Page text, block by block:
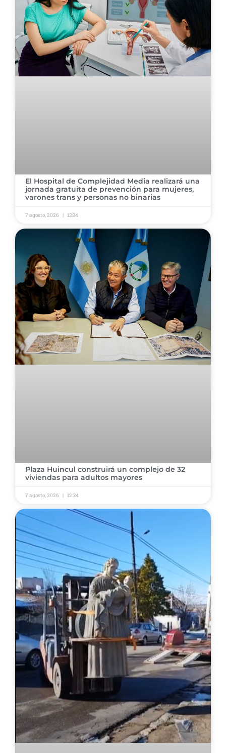
El Hospital de Complejidad Media realizará una
jornada gratuita de prevención para mujeres,
varones trans y personas no binarias
7 agosto, 2026 13:34
Plaza Huincul construirá un complejo de 32
viviendas para adultos mayores
7 agosto, 2026 12:34